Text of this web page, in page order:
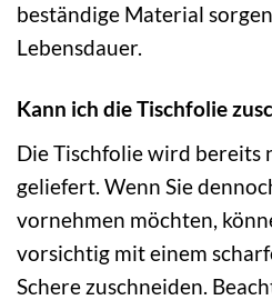
beständige Material
Lebensdauer.
Kann ich die Tischfolie
Die Tischfolie wird bereits
geliefert. Wenn Sie
vornehmen möchten,
vorsichtig mit einem
Schere zuschneiden.